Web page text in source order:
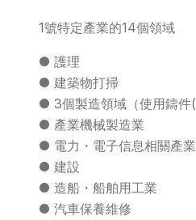
1號特定產業的14個領域
● 護理
● 建築物打掃
● 3個製造領域（使用鑄件(
● 產業機械製造業
● 電力・電子信息相關產業
● 建設
● 造船・船舶用工業
● 汽車保養維修